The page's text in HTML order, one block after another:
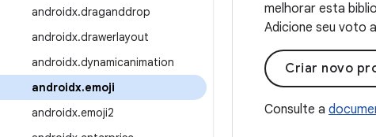
androidx.draganddrop
androidx.drawerlayout
androidx.dynamicanimation
androidx.emoji
androidx.emoji2
melhorar esta
Adicione seu voto
Criar novo
Consulte a